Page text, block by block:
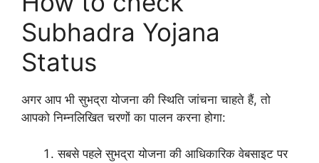
Subhadra Yojana
Status
अगर आप भी सुभद्रा योजना की स्थिति जांचना चाहते हैं, तो
आपको निम्नलिखित चरणों का पालन करना होगा:
सबसे पहले सुभद्रा योजना की आधिकारिक वेबसाइट पर